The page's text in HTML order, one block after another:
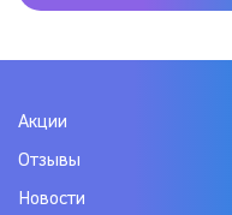
Акции
Отзывы
Новости